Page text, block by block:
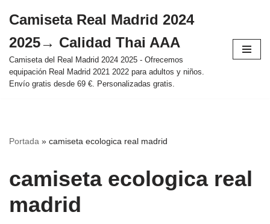
al
contenido
Camiseta Real Madrid 2024
2025→ Calidad Thai AAA
Camiseta del Real Madrid 2024 2025 - Ofrecemos
equipación Real Madrid 2021 2022 para adultos y niños.
Envío gratis desde 69 €. Personalizadas gratis.
Portada » camiseta ecologica real madrid
camiseta ecologica real
madrid